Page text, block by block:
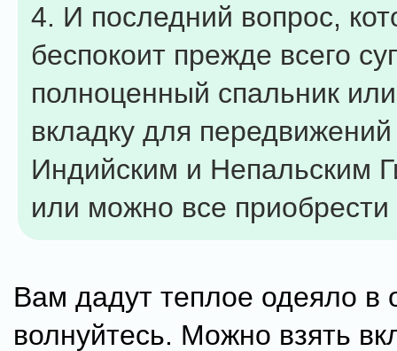
4. И последний вопрос,
беспокоит прежде всего
полноценный спальник
вкладку для
Индийским и Непальским
или можно все
Вам дадут теплое одеяло в
волнуйтесь. Можно взять